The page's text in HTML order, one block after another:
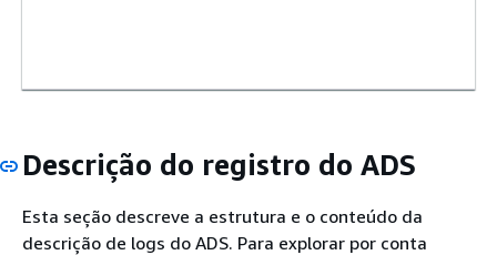
Descrição do registro do ADS
Esta seção descreve a estrutura e o conteúdo da
descrição de logs do ADS. Para explorar por conta